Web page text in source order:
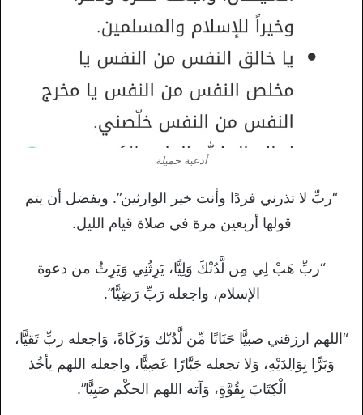
أدعية جميلة
“ربِّ لا تذرني فردًا وأنت خير الوارثين”. ويفضل أن يتم
قولها أربعين مرة في صلاة قيام الليل.
“ربِّ هَبْ لِي مِن لَّدُنْكَ وَلِيًّا، يَرِثُنِي وَيَرِثُ من دعوة
الإسلام، واجعله رَبِّ رَضِيًّا”.
“اللهم ارزقني صبيًّا حَنَانًا مِّن لَّدُنّك وَزَكَاةً، وَاجعله ربِّ تَقيًّا،
وَبَرًّا بِوَالِدَيْهِ، وَلا تجعله جَبَّارًا عَصِيًّا، واجعله اللهم يأخُذ
الْكِتَابَ بِقُوَّةٍ، وَآته اللهم الحكْم صَبِيًّا”.